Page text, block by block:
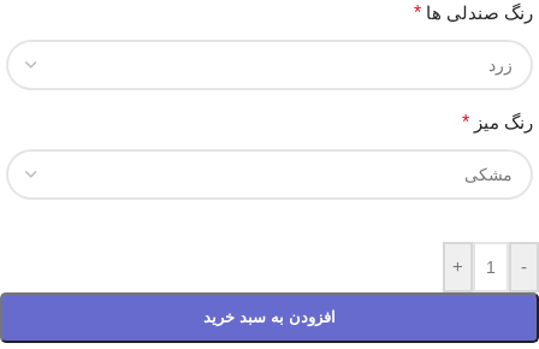
رنگ صندلی ها *
رنگ میز *
-
+
افزودن به سبد خرید